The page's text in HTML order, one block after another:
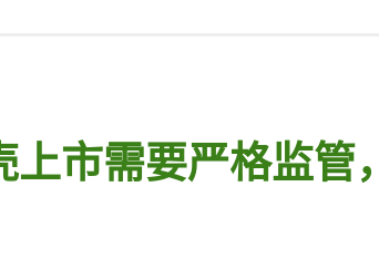
市需要严格监管，